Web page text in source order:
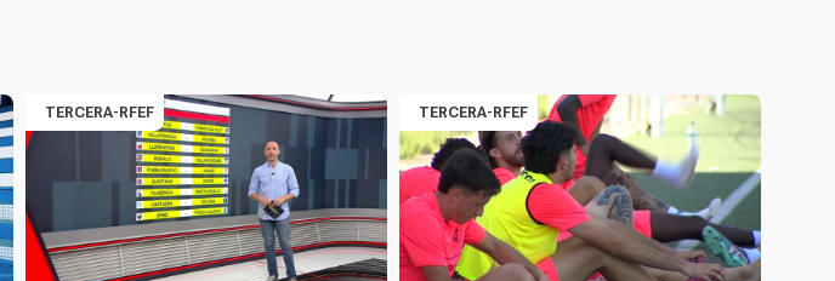
TERCERA-RFEF TERCERA-RFEF